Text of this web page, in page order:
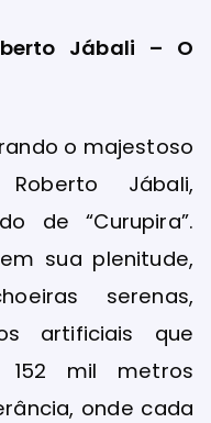
Jábali – O
o majestoso
Jábali,
de “Curupira”.
sua plenitude,
serenas,
artificiais que
mil metros
onde cada